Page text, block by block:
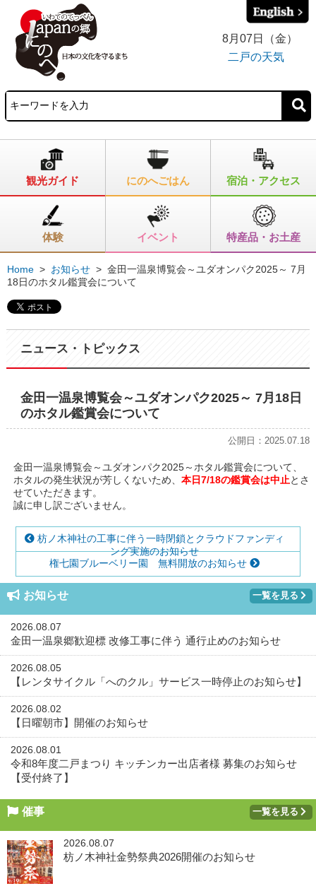
8月07日（金）
二戸の天気
観光ガイド にのへごはん 宿泊・アクセス
体験 イベント 特産品・お土産
Home > お知らせ > 金田一温泉博覧会～ユダオンパク2025～ 7月
18日のホタル鑑賞会について
ニュース・トピックス
金田一温泉博覧会～ユダオンパク2025～ 7月18日
のホタル鑑賞会について
公開日：2025.07.18
金田一温泉博覧会～ユダオンパク2025～ホタル鑑賞会について、
ホタルの発生状況が芳しくないため、 本日7/18の鑑賞会は中止とさ
せていただきます。
誠に申し訳ございません。
枋ノ木神社の工事に伴う一時閉鎖とクラウドファンディ
ング実施のお知らせ
権七園ブルーベリー園 無料開放のお知らせ
お知らせ 一覧を見る
2026.08.07
金田一温泉郷歓迎標 改修工事に伴う 通行止めのお知らせ
2026.08.05
【レンタサイクル「へのクル」サービス一時停止のお知らせ】
2026.08.02
【日曜朝市】開催のお知らせ
2026.08.01
令和8年度二戸まつり キッチンカー出店者様 募集のお知らせ
【受付終了】
催事 一覧を見る
2026.08.07
枋ノ木神社金勢祭典2026開催のお知らせ